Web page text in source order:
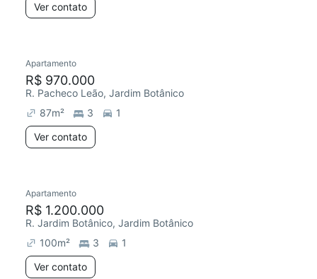
Ver contato
Apartamento
R$ 970.000
R. Pacheco Leão, Jardim Botânico
87m² 3
1
Ver contato
Apartamento
R$ 1.200.000
R. Jardim Botânico, Jardim Botânico
100m² 3
1
Ver contato